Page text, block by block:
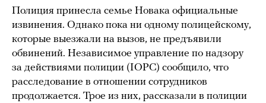
Полиция принесла семье Новака официальные
извинения. Однако пока ни одному полицейскому,
которые выезжали на вызов, не предъявили
обвинений. Независимое управление по надзору
за действиями полиции (IOPC) сообщило, что
расследование в отношении сотрудников
продолжается. Трое из них, рассказали в полиции